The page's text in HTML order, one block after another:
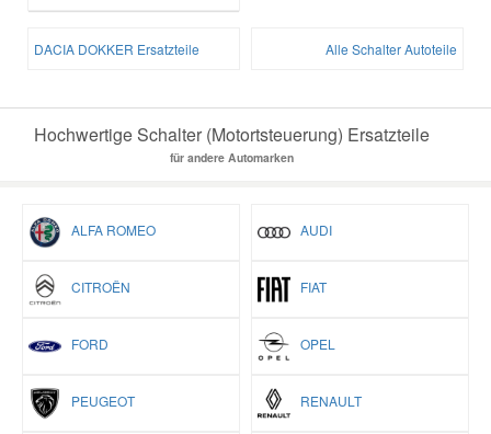
DACIA DOKKER Ersatzteile Alle Schalter Autoteile
Hochwertige Schalter (Motortsteuerung) Ersatzteile
für andere Automarken
ALFA ROMEO AUDI
CITROËN FIAT
FORD OPEL
PEUGEOT RENAULT